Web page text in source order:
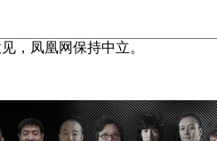
，凤凰网保持中立。